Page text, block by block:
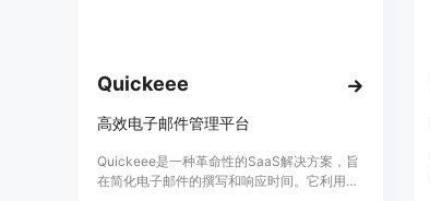
Quickeee
高效电子邮件管理平台
Quickeee是一种革命性的SaaS解决方案，旨
在简化电子邮件的撰写和响应时间。它利用先